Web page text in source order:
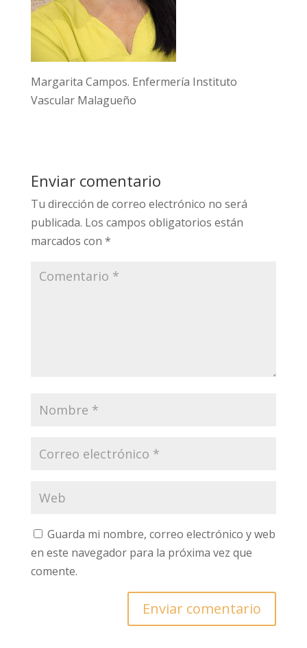
Margarita Campos. Enfermería Instituto
Vascular Malagueño
Enviar comentario
Tu dirección de correo electrónico no será
publicada. Los campos obligatorios están
marcados con *
Guarda mi nombre, correo electrónico y web
en este navegador para la próxima vez que
comente.